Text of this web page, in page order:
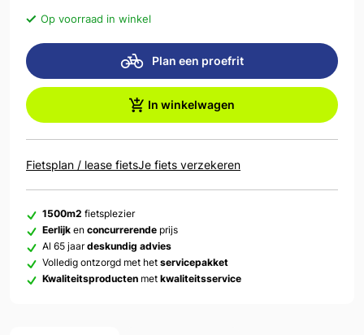
Op voorraad in winkel
Plan een proefrit
In winkelwagen
Fietsplan / lease fietsJe fiets verzekeren
1500m2 fietsplezier
Eerlijk en concurrerende prijs
Al 65 jaardeskundig advies
Volledig ontzorgd met het servicepakket
Kwaliteitsproducten met kwaliteitsservice